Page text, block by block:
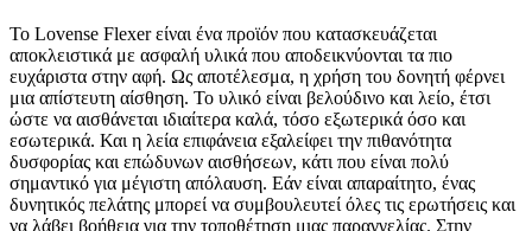
Το Lovense Flexer είναι ένα προϊόν που κατασκευάζεται
αποκλειστικά με ασφαλή υλικά που αποδεικνύονται τα πιο
ευχάριστα στην αφή. Ως αποτέλεσμα, η χρήση του δονητή φέρνει
μια απίστευτη αίσθηση. Το υλικό είναι βελούδινο και λείο, έτσι
ώστε να αισθάνεται ιδιαίτερα καλά, τόσο εξωτερικά όσο και
εσωτερικά. Και η λεία επιφάνεια εξαλείφει την πιθανότητα
δυσφορίας και επώδυνων αισθήσεων, κάτι που είναι πολύ
σημαντικό για μέγιστη απόλαυση. Εάν είναι απαραίτητο, ένας
δυνητικός πελάτης μπορεί να συμβουλευτεί όλες τις ερωτήσεις και
να λάβει βοήθεια για την τοποθέτηση μιας παραγγελίας. Στην